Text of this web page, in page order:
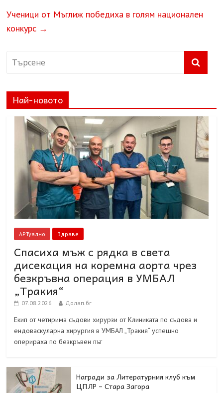
Ученици от Мъглиж победиха в голям национален
конкурс →
Най-новото
АРТуално Здраве
Спасиха мъж с рядка в света
дисекация на коремна аорта чрез
безкръвна операция в УМБАЛ
„Тракия“
07.08.2026 Долап.бг
Екип от четирима съдови хирурзи от Клиниката по съдова и
ендоваскуларна хирургия в УМБАЛ „Тракия“ успешно
оперираха по безкръвен път
Награди за Литературния клуб към
ЦПЛР – Стара Загора